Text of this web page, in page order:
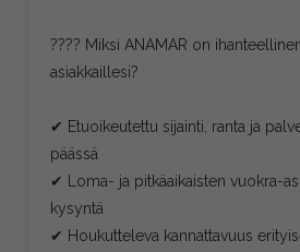
???? Miksi ANAMAR on
asiakkaillesi?
✔ Etuoikeutettu sijainti, ranta ja
päässä
✔ Loma- ja pitkäaikaisten vuokra-
kysyntä
✔ Houkutteleva kannattavuus